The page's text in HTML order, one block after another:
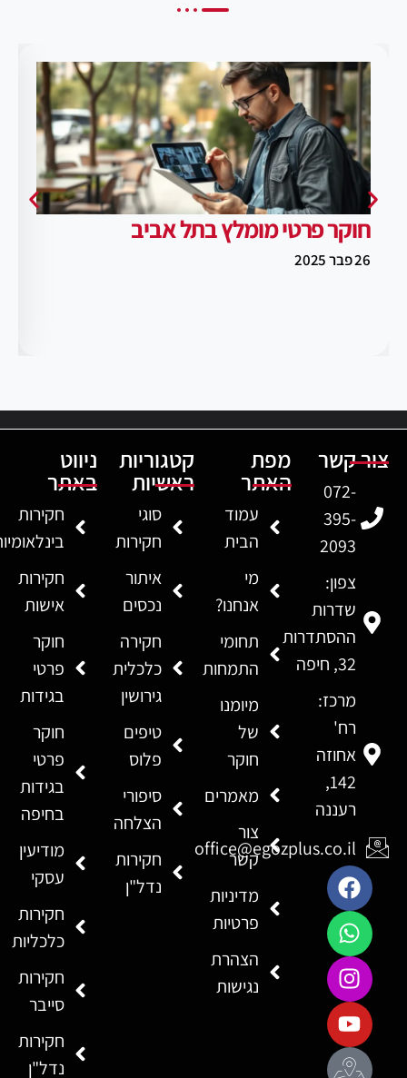
חוקר פרטי מומלץ בתל אביב
26 פבר 2025
צור קשר
072-
395-
2093
צפון:
שדרות
ההסתדרות
32, חיפה
מרכז:
רח'
אחוזה
142,
רעננה
office@egozplus.co.il
מפת
האתר
עמוד
הבית
מי
אנחנו?
תחומי
התמחות
מיומנו
של
חוקר
מאמרים
צור
קשר
מדיניות
פרטיות
הצהרת
נגישות
קטגוריות
ראשיות
סוגי
חקירות
איתור
נכסים
חקירה
כלכלית
גירושין
טיפים
פלוס
סיפורי
הצלחה
חקירות
נדל"ן
ניווט
באתר
חקירות
חקירות
אישות
חוקר
פרטי
בגידות
חוקר
פרטי
בגידות
בחיפה
מודיעין
עסקי
חקירות
כלכליות
חקירות
סייבר
חקירות
נדל"ן